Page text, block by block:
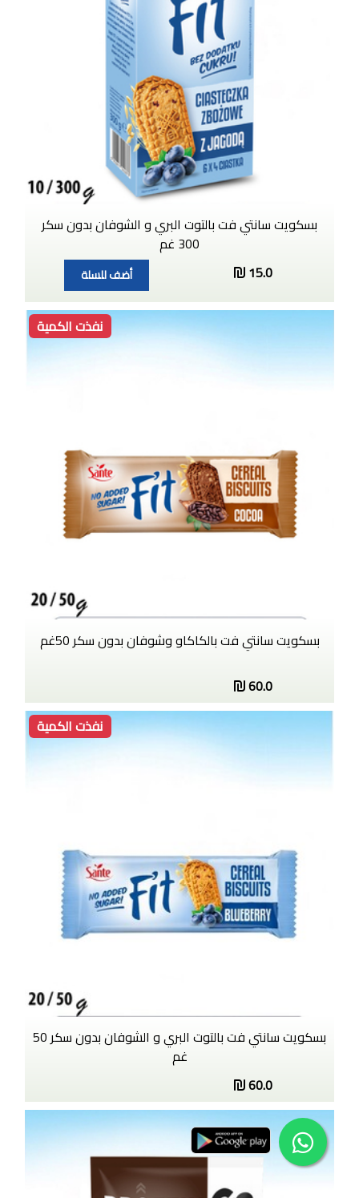
بسكويت سانتي فت بالتوت البري و الشوفان بدون سكر
300 غم
15.0
أضف للسلة
نفذت الكمية
بسكويت سانتي فت بالكاكاو وشوفان بدون سكر 50غم
60.0
نفذت الكمية
بسكويت سانتي فت بالتوت البري و الشوفان بدون سكر 50
غم
60.0